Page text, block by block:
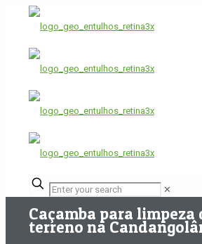
✕
Caçamba para limpeza
terreno na